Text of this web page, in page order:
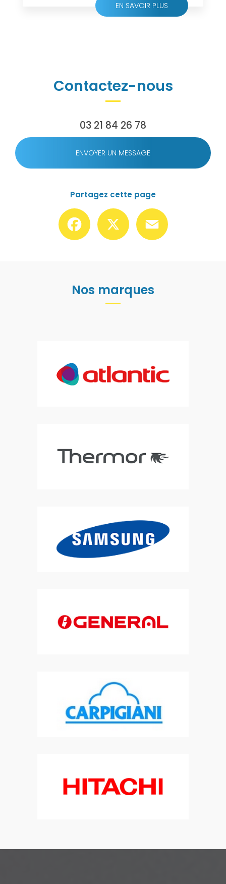
EN SAVOIR PLUS
Contactez-nous
03 21 84 26 78
ENVOYER UN MESSAGE
Partagez cette page
Facebook
Nos marques